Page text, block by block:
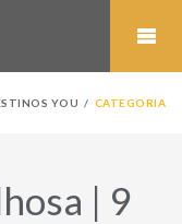
YOU CATEGORIA
| 9